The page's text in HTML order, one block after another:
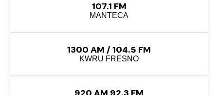
107.1 FM
MANTECA
1300 AM / 104.5 FM
KWRU FRESNO